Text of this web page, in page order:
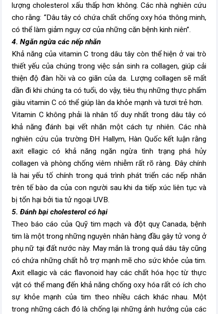
lượng cholesterol xấu thấp hơn không. Các nhà nghiên cứu
cho rằng: “Dâu tây có chứa chất chống oxy hóa thông minh,
có thể làm giảm nguy cơ của những căn bệnh kinh niên”.
4. Ngăn ngừa các nếp nhăn
Khả năng của vitamin C trong dâu tây còn thể hiện ở vai trò
thiết yếu của chúng trong việc sản sinh ra collagen, giúp cải
thiện độ đàn hồi và co giãn của da. Lượng collagen sẽ mất
dần đi khi chúng ta có tuổi, do vậy, tiêu thụ những thực phẩm
giàu vitamin C có thể giúp làn da khỏe mạnh và tươi trẻ hơn.
Vitamin C không phải là nhân tố duy nhất trong dâu tây có
khả năng đánh bại vết nhăn một cách tự nhiên. Các nhà
nghiên cứu của trường ĐH Hallym, Hàn Quốc kết luận rằng
axit ellagic có khả năng ngăn ngừa tình trạng phá hủy
collagen và phòng chống viêm nhiễm rất rõ ràng. Đây chính
là hai yếu tố chính trong quá trình phát triển các nếp nhăn
trên tế bào da của con người sau khi da tiếp xúc liên tục và
bị tổn hại bởi tia tử ngoại UVB.
5. Đánh bại cholesterol có hại
Theo báo cáo của Quỹ tim mạch và đột quỵ Canada, bệnh
tim là một trong những nguyên nhân hàng đầu gây tử vong ở
phụ nữ tại đất nước này. May mắn là trong quả dâu tây cũng
có chứa những chất hỗ trợ mạnh mẽ cho sức khỏe của tim.
Axit ellagic và các flavonoid hay các chất hóa học từ thực
vật có thể mang đến khả năng chống oxy hóa rất có ích cho
sự khỏe mạnh của tim theo nhiều cách khác nhau. Một
trong những cách đó là chống lại những ảnh hưởng của các